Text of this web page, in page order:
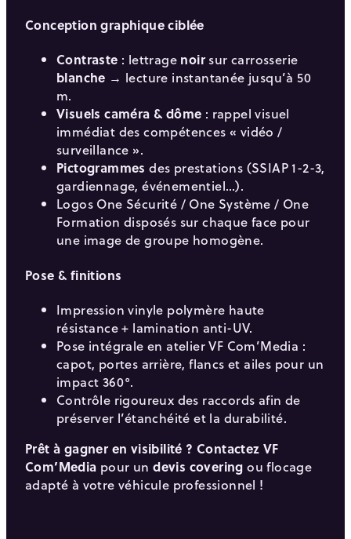
Conception graphique ciblée
Contraste : lettrage noirsur carrosserie
blanche → lecture instantanée jusqu’à 50
m.
Visuels caméra & dôme : rappel visuel
immédiat des compétences « vidéo /
surveillance ».
Pictogrammes des prestations (SSIAP 1-2-3,
gardiennage, événementiel…).
Logos One Sécurité / One Système / One
Formation disposés sur chaque face pour
une image de groupe homogène.
Pose & finitions
Impression vinyle polymère haute
résistance + lamination anti-UV.
Pose intégrale en atelier VF Com’Media :
capot, portes arrière, flancs et ailes pour un
impact 360°.
Contrôle rigoureux des raccords afin de
préserver l’étanchéité et la durabilité.
Prêt à gagner en visibilité ? Contactez VF
Com’Media pour undevis covering ou flocage
adapté à votre véhicule professionnel !